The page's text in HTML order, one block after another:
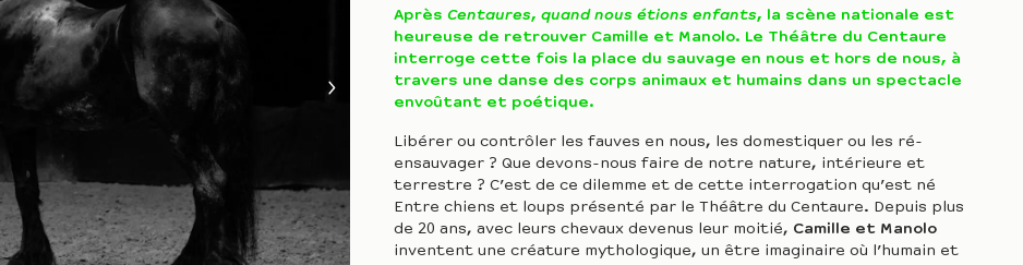
AprèsCentaures,quand nous étions enfants, la scène nationale est
heureuse de retrouver Camille et Manolo. Le Théâtre du Centaure
interroge cette fois la place du sauvage en nous et hors de nous, à
travers une danse des corps animaux et humains dans un spectacle
envoûtant et poétique.
Libérer ou contrôler les fauves en nous, les domestiquer ou les ré-
ensauvager ? Que devons-nous faire de notre nature, intérieure et
terrestre ? C’est de ce dilemme et de cette interrogation qu’est né
Entre chiens et loups présenté par le Théâtre du Centaure. Depuis plus
de 20 ans, avec leurs chevaux devenus leur moitié, Camille et Manolo
inventent une créature mythologique, un être imaginaire où l’humain et